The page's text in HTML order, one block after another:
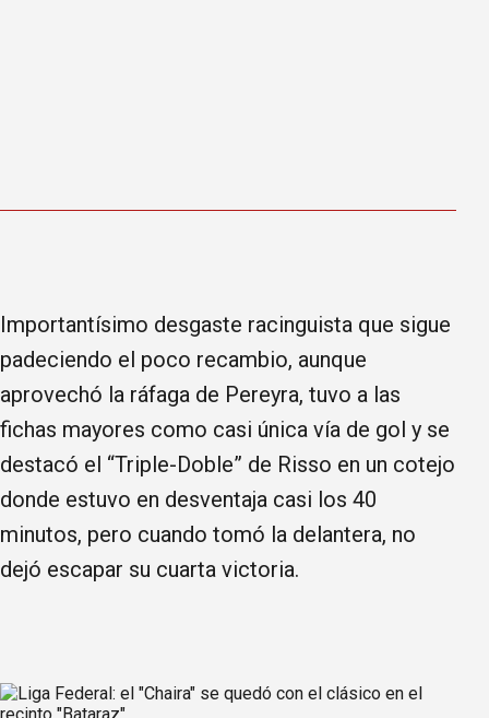
Importantísimo desgaste racinguista que sigue
padeciendo el poco recambio, aunque
aprovechó la ráfaga de Pereyra, tuvo a las
fichas mayores como casi única vía de gol y se
destacó el “Triple-Doble” de Risso en un cotejo
donde estuvo en desventaja casi los 40
minutos, pero cuando tomó la delantera, no
dejó escapar su cuarta victoria.